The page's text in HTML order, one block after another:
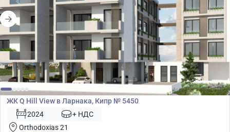
Жилой комплекс
ЖК Q Hill View в Ларнака, Кипр № 5450
2024
+ НДС
Orthodoxias 21